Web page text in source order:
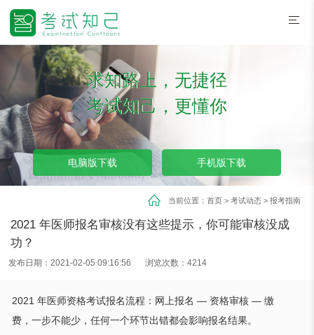
求知路上，无捷径
考试知己，更懂你
电脑版下载 手机版下载
当前位置： 首页> 考试动态> 报考指南
2021 年医师报名审核没有这些提示，你可能审核没成
功？
发布日期：2021-02-05 09:16:56 浏览次数：4214
2021 年医师资格考试报名流程：网上报名 — 资格审核 — 缴
费，一步不能少，任何一个环节出错都会影响报名结果。